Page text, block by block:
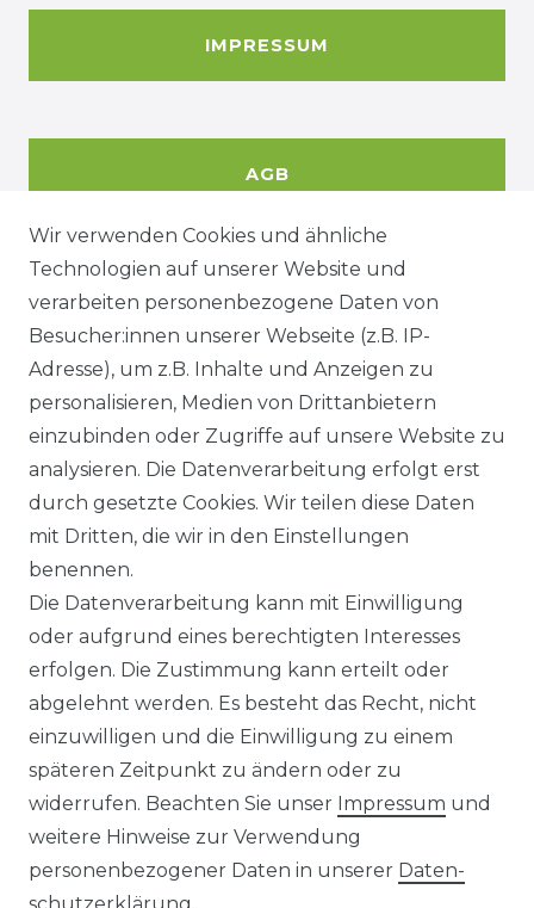
IMPRESSUM
AGB
DATENSCHUTZERKÄRUNG
WIDERRUFSRECHT
KONTAKT
Sie sind Wiederverkäufer?
Sie erreichen uns unter :
https://avancarte.de/
oder telefonisch unter: 0421 - 434430
Wir versenden mit
Zahlungsmöglichkeiten
Wir verwenden Cookies und ähnliche
Technologien auf unserer Website und
verarbeiten personenbezogene Daten von
Besucher:innen unserer Webseite (z.B. IP-
Adresse), um z.B. Inhalte und Anzeigen zu
personalisieren, Medien von Drittanbietern
einzubinden oder Zugriffe auf unsere Website zu
analysieren. Die Datenverarbeitung erfolgt erst
durch gesetzte Cookies. Wir teilen diese Daten
mit Dritten, die wir in den Einstellungen
benennen.
Die Datenverarbeitung kann mit Einwilligung
oder aufgrund eines berechtigten Interesses
erfolgen. Die Zustimmung kann erteilt oder
abgelehnt werden. Es besteht das Recht, nicht
einzuwilligen und die Einwilligung zu einem
späteren Zeitpunkt zu ändern oder zu
widerrufen. Beachten Sie unser Impressum und
weitere Hinweise zur Verwendung
personenbezogener Daten in unserer Daten­